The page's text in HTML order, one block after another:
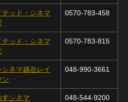
テッド・シネマ
0570-783-458
テッド・シネマ
0570-783-815
シネマ越谷レイ
ン
048-990-3661
すシネマ 048-544-9200